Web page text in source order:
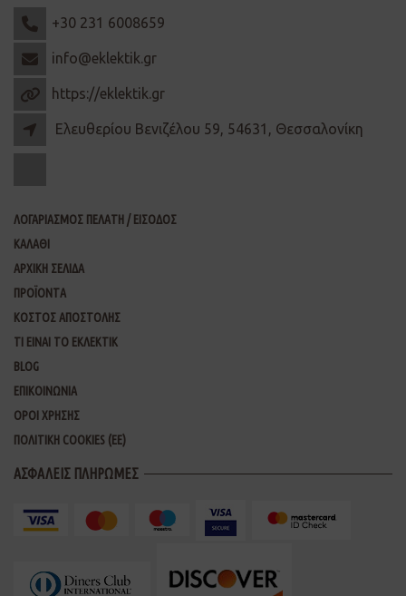
+30 231 6008659
info@eklektik.gr
https://eklektik.gr
Ελευθερίου Βενιζέλου 59, 54631, Θεσσαλονίκη
ΛΟΓΑΡΙΑΣΜΟΣ ΠΕΛΑΤΗ / ΕΙΣΟΔΟΣ
ΚΑΛΑΘΙ
ΑΡΧΙΚΗ ΣΕΛΙΔΑ
ΠΡΟΪΟΝΤΑ
ΚΟΣΤΟΣ ΑΠΟΣΤΟΛΗΣ
ΤΙ ΕΙΝΑΙ ΤΟ ΕΚΛΕΚΤΙΚ
BLOG
ΕΠΙΚΟΙΝΩΝΙΑ
ΟΡΟΙ ΧΡΗΣΗΣ
ΠΟΛΙΤΙΚΗ COOKIES (ΕΕ)
ΑΣΦΑΛΕΙΣ ΠΛΗΡΩΜΕΣ